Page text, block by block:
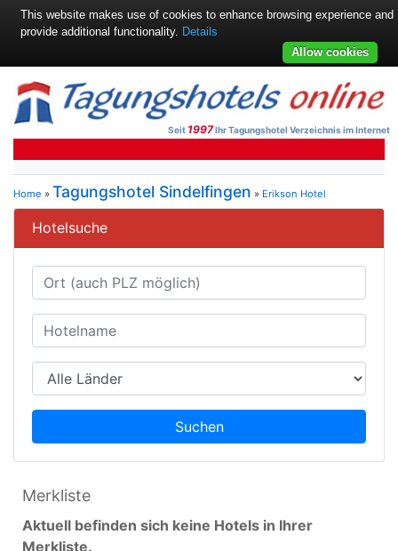
Seit 1997Ihr Tagungshotel Verzeichnis im Internet
Home » Tagungshotel Sindelfingen » Erikson Hotel
Hotelsuche
Suchen
Merkliste
Aktuell befinden sich keine Hotels in Ihrer
Merkliste.
This website makes use of cookies to enhance browsing experience and
provide additional functionality. Details
Allow cookies